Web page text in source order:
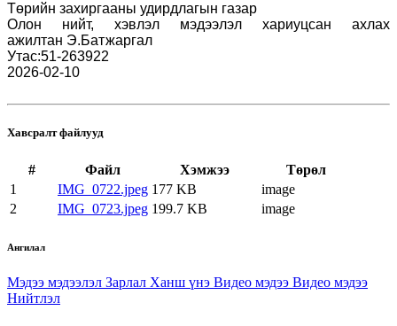
Төрийн захиргааны удирдлагын газар
Олон нийт, хэвлэл мэдээлэл хариуцсан ахлах
ажилтан Э.Батжаргал
Утас:51-263922
2026-02-10
Хавсралт файлууд
# Файл Хэмжээ
Төрөл
1
IMG_0722.jpeg 177 KB
image
2
IMG_0723.jpeg 199.7 KB image
Ангилал
Мэдээ мэдээлэл Зарлал Ханш үнэ Видео мэдээ Видео мэдээ
Нийтлэл